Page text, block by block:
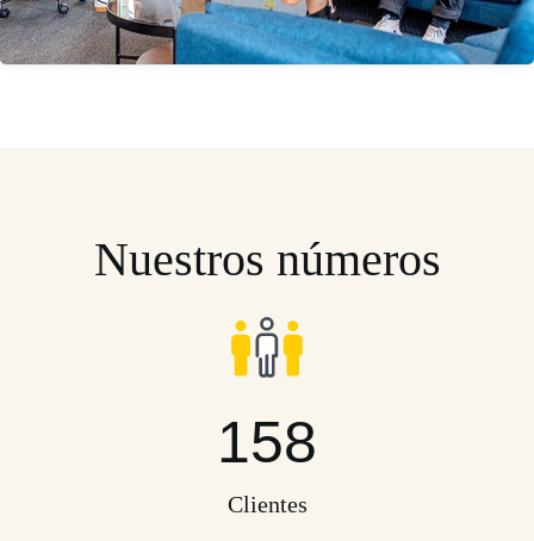
Nuestros números
158
Clientes